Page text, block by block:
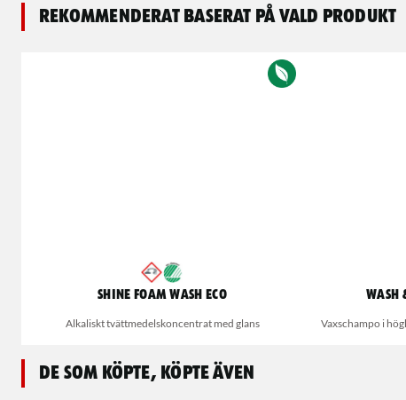
Rekommenderat baserat på vald produkt
Shine Foam Wash Eco
Alkaliskt tvättmedelskoncentrat med glans
Wash
Vaxschampo i
De som köpte, köpte även